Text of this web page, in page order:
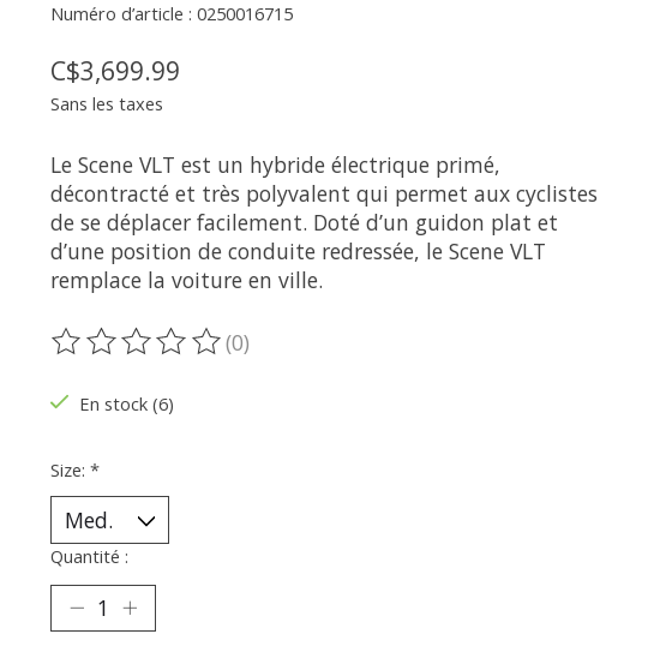
Numéro d’article : 0250016715
C$3,699.99
Sans les taxes
Le Scene VLT est un hybride électrique primé,
décontracté et très polyvalent qui permet aux cyclistes
de se déplacer facilement. Doté d’un guidon plat et
d’une position de conduite redressée, le Scene VLT
remplace la voiture en ville.
Ce produit est évalué à
(0)
En stock (6)
Size: *
Quantité :